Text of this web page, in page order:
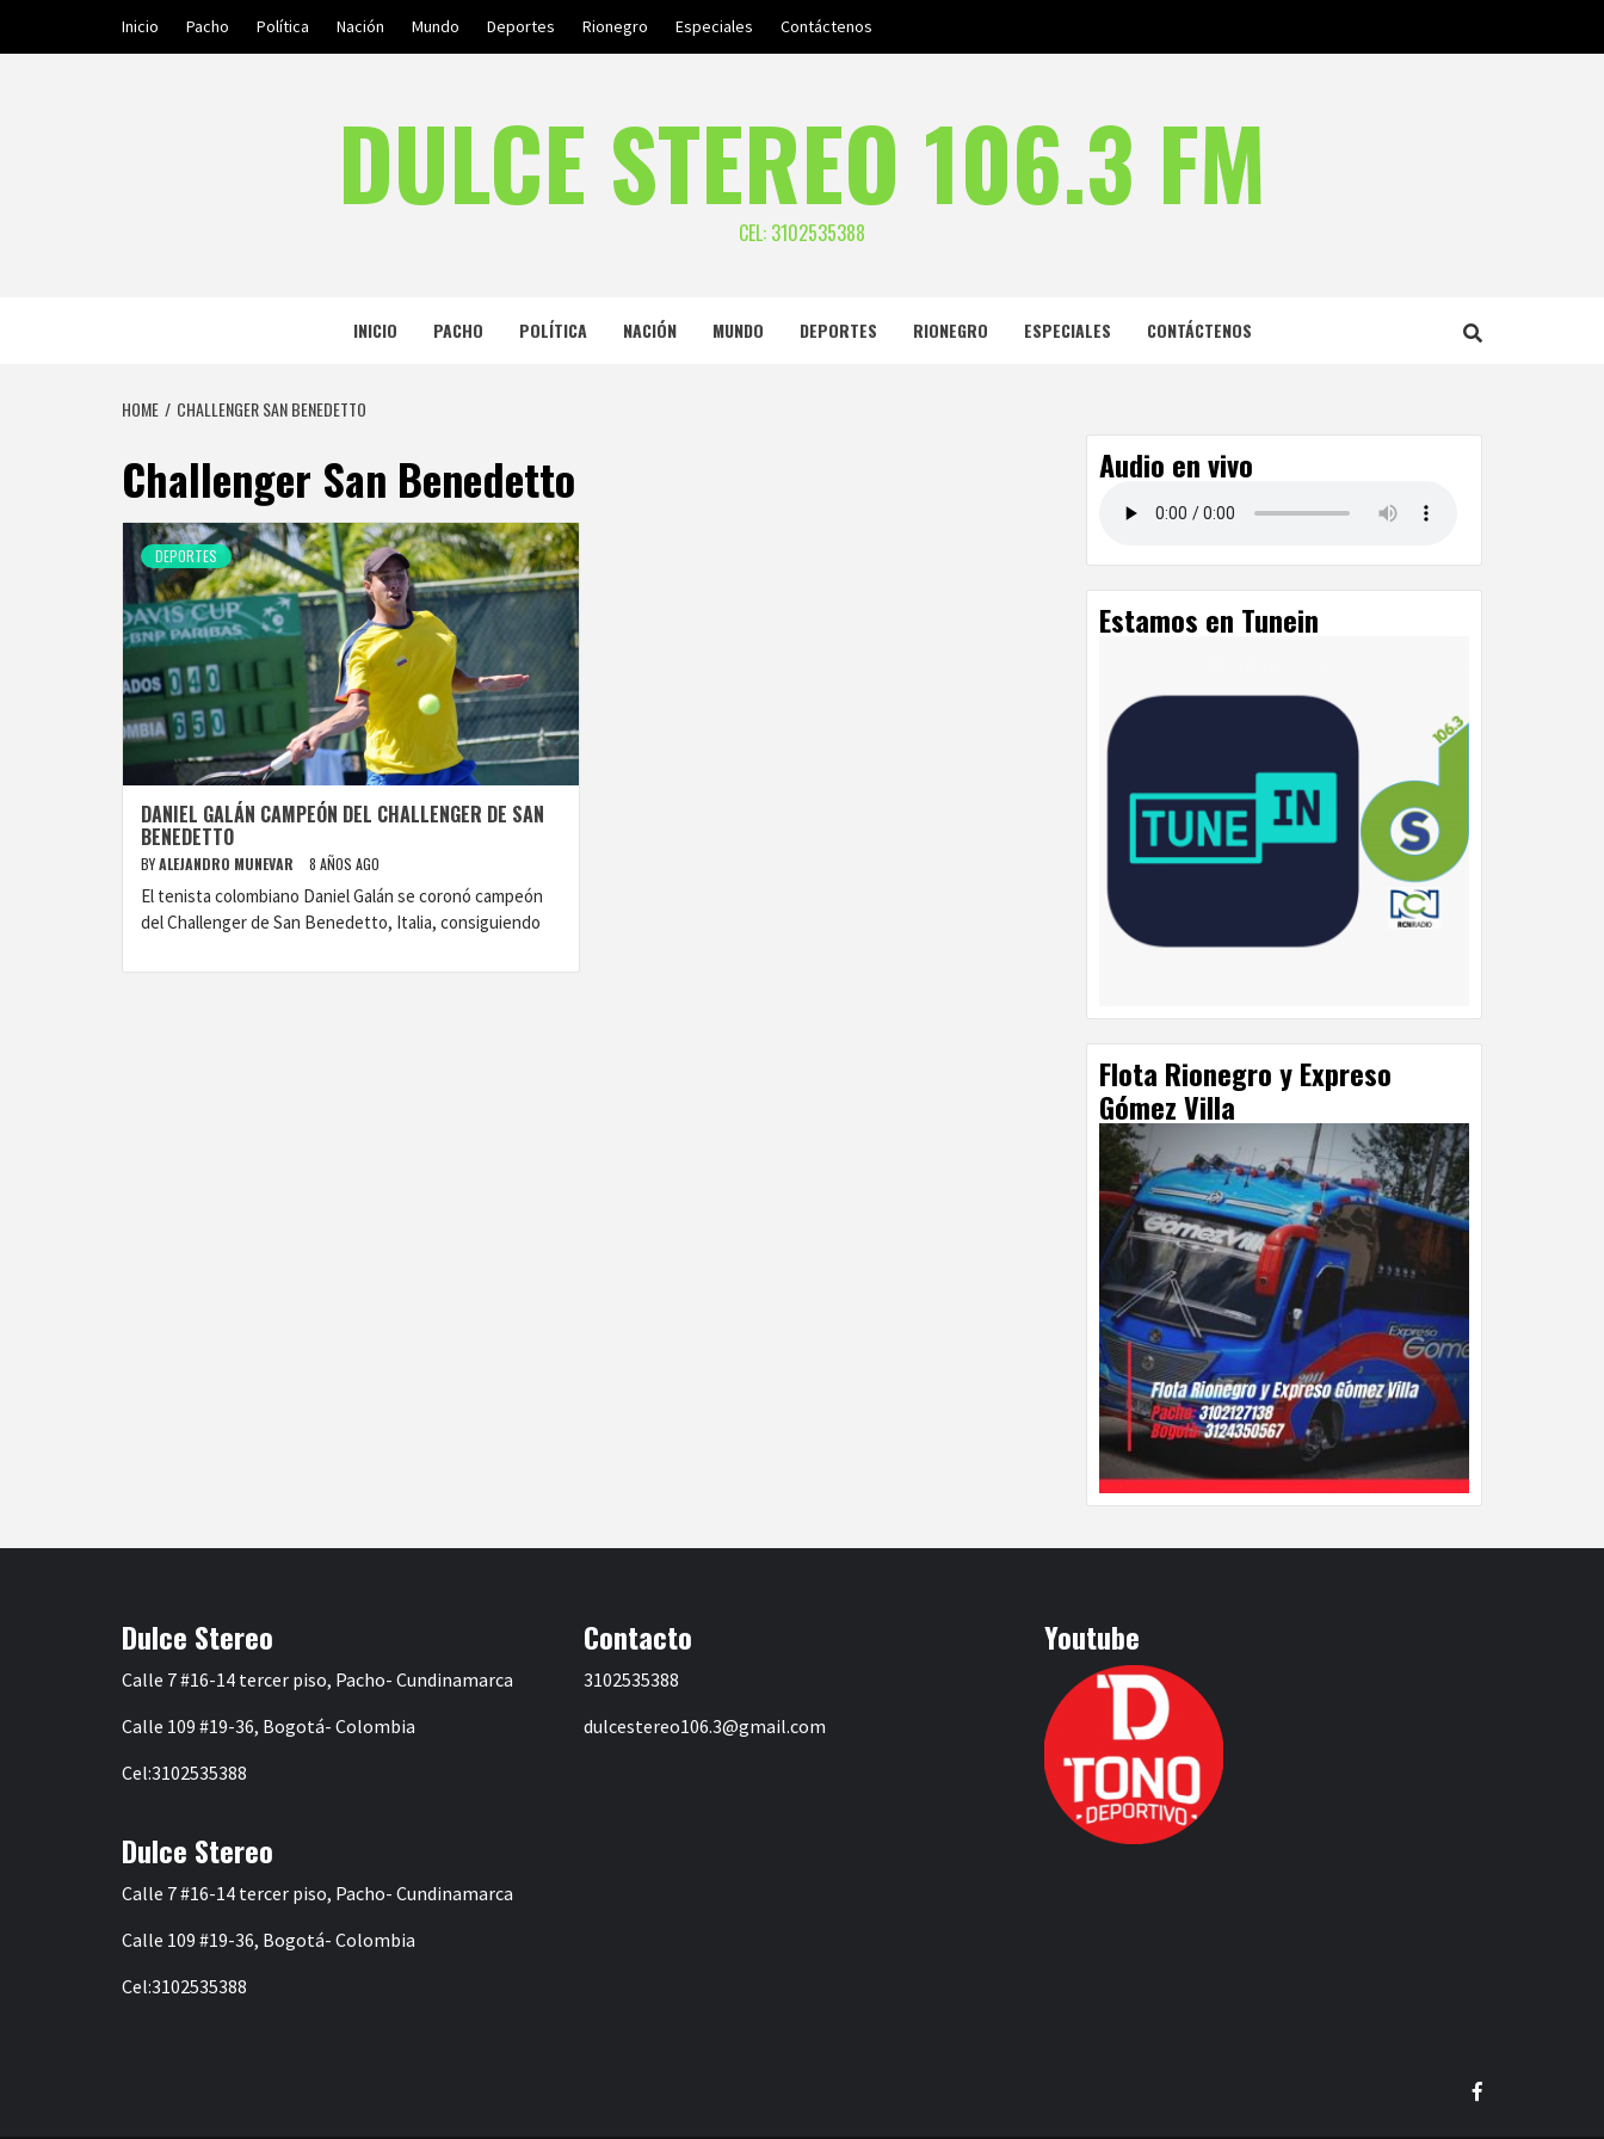
Inicio Pacho Política Nación Mundo Deportes Rionegro Especiales Contáctenos
DULCE STEREO 106.3 FM
CEL: 3102535388
INICIO PACHO POLÍTICA NACIÓN MUNDO DEPORTES RIONEGRO ESPECIALES CONTÁCTENOS
HOME CHALLENGER SAN BENEDETTO
Challenger San Benedetto
DEPORTES
DANIEL GALÁN CAMPEÓN DEL CHALLENGER DE SAN
BENEDETTO
BYALEJANDRO MUNEVAR 8 AÑOS AGO
El tenista colombiano Daniel Galán se coronó campeón
del Challenger de San Benedetto, Italia, consiguiendo
Audio en vivo
Estamos en Tunein
Flota Rionegro y Expreso
Gómez Villa
Dulce Stereo
Calle 7 #16-14 tercer piso, Pacho- Cundinamarca
Calle 109 #19-36, Bogotá- Colombia
Cel:3102535388
Dulce Stereo
Calle 7 #16-14 tercer piso, Pacho- Cundinamarca
Calle 109 #19-36, Bogotá- Colombia
Cel:3102535388
Contacto
3102535388
dulcestereo106.3@gmail.com
Youtube
Facebook